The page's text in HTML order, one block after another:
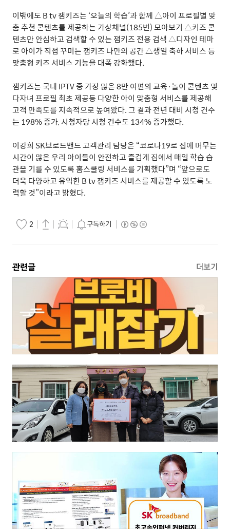
이밖에도 B tv잼키즈는 ‘오늘의 학습’과 함께△아이 프로필별 맞
춤 추천 콘텐츠를 제공하는 가상채널(185번)모아보기 △키즈 콘
텐츠만 안심하고 검색할 수 있는 잼키즈 전용 검색△디자인 테마
로 아이가 직접 꾸미는 잼키즈 나만의 공간△생일 축하 서비스 등
맞춤형 키즈 서비스 기능을 대폭 강화했다.
잼키즈는 국내 IPTV중 가장 많은8만 여편의 교육·놀이 콘텐츠 및
다자녀 프로필 최초 제공등 다양한 아이 맞춤형 서비스를 제공해
고객 만족도를 지속적으로 높여왔다.그 결과 전년 대비 시청 건수
는 198%증가,시청자당 시청 건수도 134%증가했다.
이강희 SK브로드밴드 고객관리 담당은 “코로나19로 집에 머무는
시간이 많은 우리 아이들이 안전하고 즐겁게 집에서 매일 학습 습
관을 기를 수 있도록 홈스쿨링 서비스를 기획했다”며 “앞으로도
더욱 다양하고 유익한B tv잼키즈 서비스를 제공할 수 있도록 노
력할 것”이라고 밝혔다.
2 구독하기
관련글 더보기